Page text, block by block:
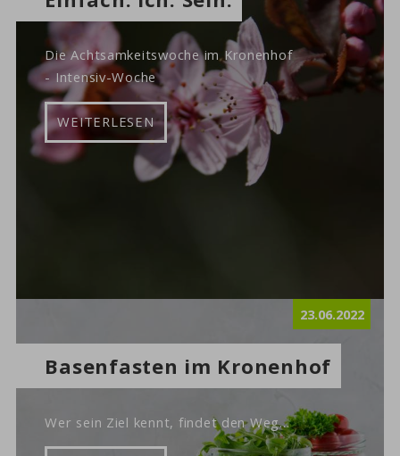
Die Achtsamkeitswoche im Kronenhof
- Intensiv-Woche
WEITERLESEN
23.06.2022
Basenfasten im Kronenhof
Wer sein Ziel kennt, findet den Weg...